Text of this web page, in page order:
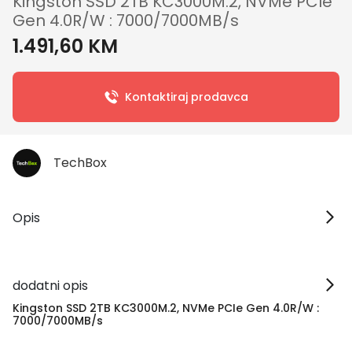
Gen 4.0R/W : 7000/7000MB/s
1.491,60 KM
Kontaktiraj prodavca
TechBox
Opis
dodatni opis
Kingston SSD 2TB KC3000M.2, NVMe PCIe Gen 4.0R/W :
7000/7000MB/s